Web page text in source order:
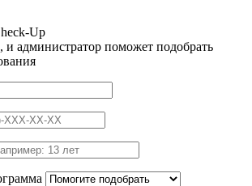
Up
и администратор поможет подобрать